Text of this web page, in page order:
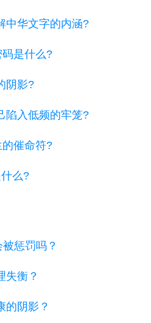
中华文字的内涵?
码是什么?
阴影?
陷入低频的牢笼?
的催命符?
么?
惩罚吗？
失衡？
的阴影？